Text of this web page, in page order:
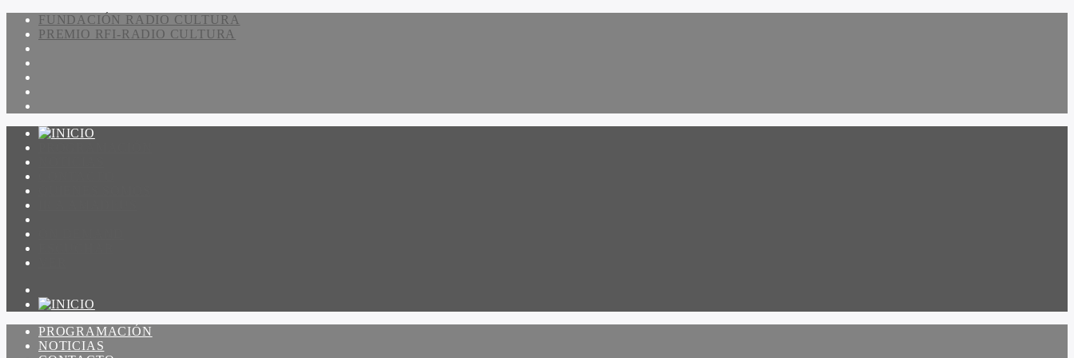
FUNDACIÓN RADIO CULTURA
PREMIO RFI-RADIO CULTURA
PROGRAMACIÓN
NOTICIAS